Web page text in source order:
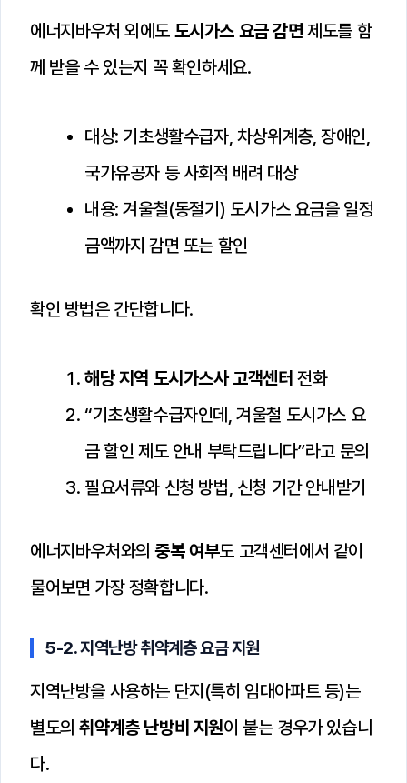
에너지바우처 외에도 도시가스 요금 감면 제도를 함
께 받을 수 있는지 꼭 확인하세요.
대상: 기초생활수급자, 차상위계층, 장애인,
국가유공자 등 사회적 배려 대상
내용: 겨울철(동절기) 도시가스 요금을 일정
금액까지 감면 또는 할인
확인 방법은 간단합니다.
해당 지역 도시가스사 고객센터 전화
“기초생활수급자인데, 겨울철 도시가스 요
금 할인 제도 안내 부탁드립니다”라고 문의
필요서류와 신청 방법, 신청 기간 안내받기
에너지바우처와의중복 여부도 고객센터에서 같이
물어보면 가장 정확합니다.
5-2. 지역난방 취약계층 요금 지원
지역난방을 사용하는 단지(특히 임대아파트 등)는
별도의취약계층 난방비 지원이 붙는 경우가 있습니
다.